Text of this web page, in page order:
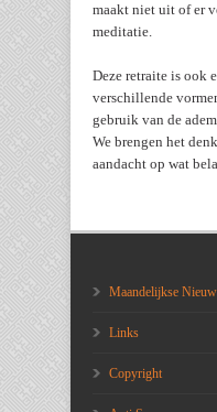
maakt niet uit of er
meditatie.
Deze retraite is ook
verschillende
gebruik van de
We brengen het
aandacht op wat
Maandelijkse
Links
Copyright